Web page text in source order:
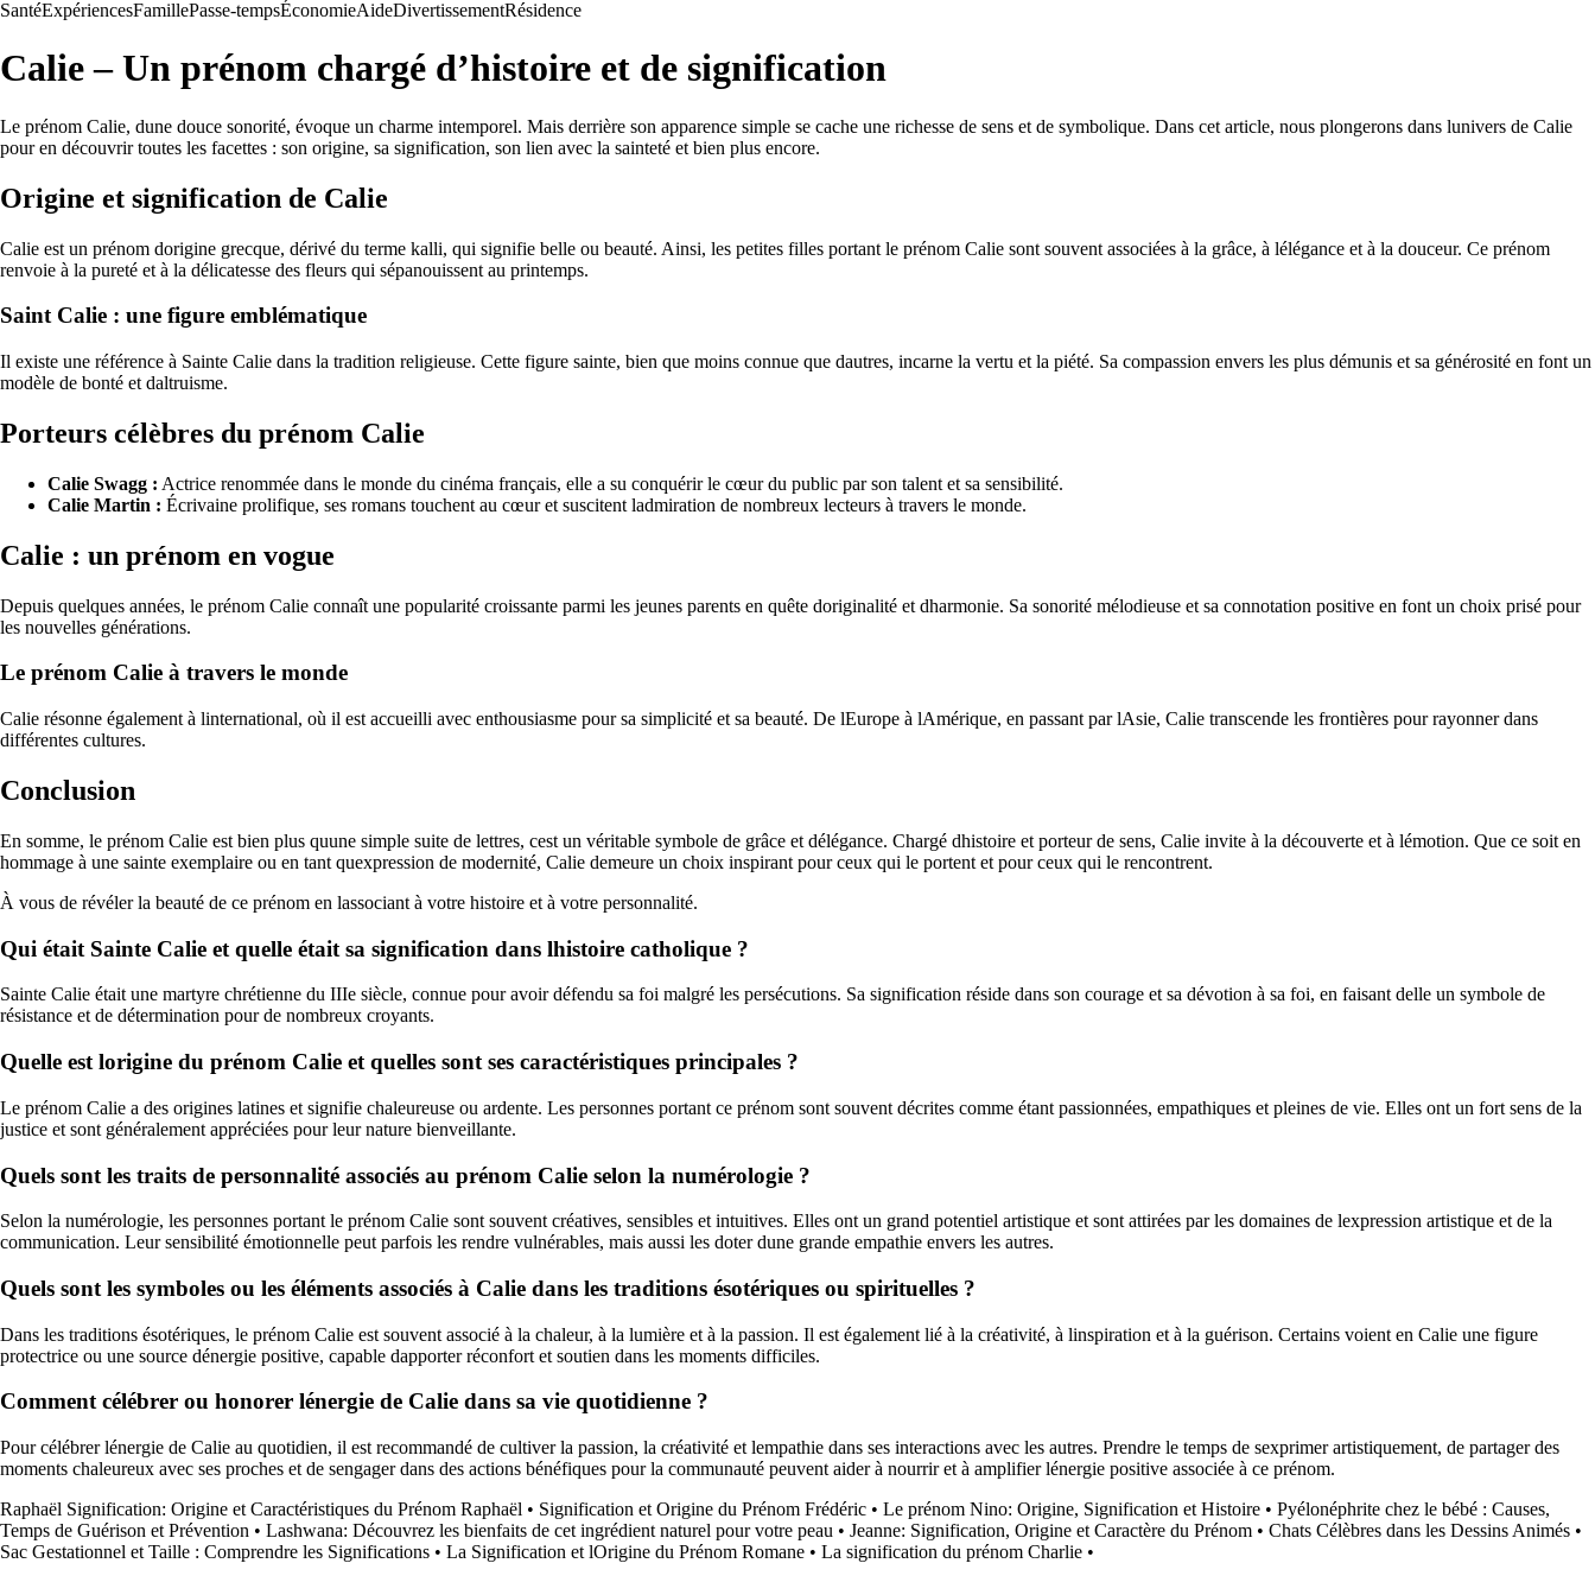
SantéExpériencesFamillePasse-tempsÉconomieAideDivertissementRésidence
Calie – Un prénom chargé d’histoire et de signification
Le prénom Calie, dune douce sonorité, évoque un charme intemporel. Mais derrière son apparence simple se cache une richesse de sens et de symbolique. Dans cet article, nous plongerons dans lunivers de Calie
pour en découvrir toutes les facettes : son origine, sa signification, son lien avec la sainteté et bien plus encore.
Origine et signification de Calie
Calie est un prénom dorigine grecque, dérivé du terme kalli, qui signifie belle ou beauté. Ainsi, les petites filles portant le prénom Calie sont souvent associées à la grâce, à lélégance et à la douceur. Ce prénom
renvoie à la pureté et à la délicatesse des fleurs qui sépanouissent au printemps.
Saint Calie : une figure emblématique
Il existe une référence à Sainte Calie dans la tradition religieuse. Cette figure sainte, bien que moins connue que dautres, incarne la vertu et la piété. Sa compassion envers les plus démunis et sa générosité en font un
modèle de bonté et daltruisme.
Porteurs célèbres du prénom Calie
Calie Swagg : Actrice renommée dans le monde du cinéma français, elle a su conquérir le cœur du public par son talent et sa sensibilité.
Calie Martin : Écrivaine prolifique, ses romans touchent au cœur et suscitent ladmiration de nombreux lecteurs à travers le monde.
Calie : un prénom en vogue
Depuis quelques années, le prénom Calie connaît une popularité croissante parmi les jeunes parents en quête doriginalité et dharmonie. Sa sonorité mélodieuse et sa connotation positive en font un choix prisé pour
les nouvelles générations.
Le prénom Calie à travers le monde
Calie résonne également à linternational, où il est accueilli avec enthousiasme pour sa simplicité et sa beauté. De lEurope à lAmérique, en passant par lAsie, Calie transcende les frontières pour rayonner dans
différentes cultures.
Conclusion
En somme, le prénom Calie est bien plus quune simple suite de lettres, cest un véritable symbole de grâce et délégance. Chargé dhistoire et porteur de sens, Calie invite à la découverte et à lémotion. Que ce soit en
hommage à une sainte exemplaire ou en tant quexpression de modernité, Calie demeure un choix inspirant pour ceux qui le portent et pour ceux qui le rencontrent.
À vous de révéler la beauté de ce prénom en lassociant à votre histoire et à votre personnalité.
Qui était Sainte Calie et quelle était sa signification dans lhistoire catholique ?
Sainte Calie était une martyre chrétienne du IIIe siècle, connue pour avoir défendu sa foi malgré les persécutions. Sa signification réside dans son courage et sa dévotion à sa foi, en faisant delle un symbole de
résistance et de détermination pour de nombreux croyants.
Quelle est lorigine du prénom Calie et quelles sont ses caractéristiques principales ?
Le prénom Calie a des origines latines et signifie chaleureuse ou ardente. Les personnes portant ce prénom sont souvent décrites comme étant passionnées, empathiques et pleines de vie. Elles ont un fort sens de la
justice et sont généralement appréciées pour leur nature bienveillante.
Quels sont les traits de personnalité associés au prénom Calie selon la numérologie ?
Selon la numérologie, les personnes portant le prénom Calie sont souvent créatives, sensibles et intuitives. Elles ont un grand potentiel artistique et sont attirées par les domaines de lexpression artistique et de la
communication. Leur sensibilité émotionnelle peut parfois les rendre vulnérables, mais aussi les doter dune grande empathie envers les autres.
Quels sont les symboles ou les éléments associés à Calie dans les traditions ésotériques ou spirituelles ?
Dans les traditions ésotériques, le prénom Calie est souvent associé à la chaleur, à la lumière et à la passion. Il est également lié à la créativité, à linspiration et à la guérison. Certains voient en Calie une figure
protectrice ou une source dénergie positive, capable dapporter réconfort et soutien dans les moments difficiles.
Comment célébrer ou honorer lénergie de Calie dans sa vie quotidienne ?
Pour célébrer lénergie de Calie au quotidien, il est recommandé de cultiver la passion, la créativité et lempathie dans ses interactions avec les autres. Prendre le temps de sexprimer artistiquement, de partager des
moments chaleureux avec ses proches et de sengager dans des actions bénéfiques pour la communauté peuvent aider à nourrir et à amplifier lénergie positive associée à ce prénom.
Raphaël Signification: Origine et Caractéristiques du Prénom Raphaël • Signification et Origine du Prénom Frédéric • Le prénom Nino: Origine, Signification et Histoire • Pyélonéphrite chez le bébé : Causes,
Temps de Guérison et Prévention • Lashwana: Découvrez les bienfaits de cet ingrédient naturel pour votre peau • Jeanne: Signification, Origine et Caractère du Prénom • Chats Célèbres dans les Dessins Animés •
Sac Gestationnel et Taille : Comprendre les Significations • La Signification et lOrigine du Prénom Romane • La signification du prénom Charlie •